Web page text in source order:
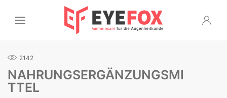
2142
NAHRUNGSERGÄNZUNGSMI
TTEL